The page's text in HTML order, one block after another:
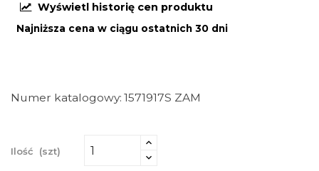
Wyświetl historię cen produktu
Najniższa cena w ciągu ostatnich 30 dni
Numer katalogowy 1571917S ZAM
Ilość (szt)